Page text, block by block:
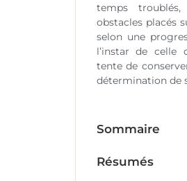
temps
obstacles placés
selon une
l’instar de celle
tente de
détermination de
Sommaire
Résumés